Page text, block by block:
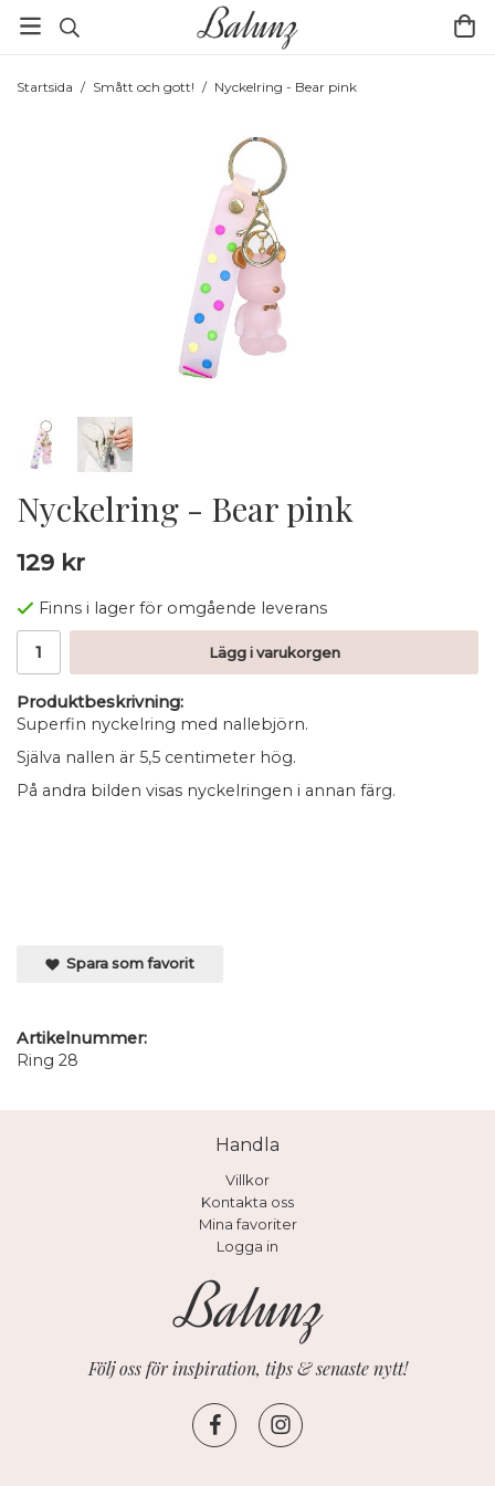
Startsida / Smått och gott! / Nyckelring - Bear pink
Nyckelring - Bear pink
129 kr
Finns i lager för omgående leverans
Lägg i varukorgen
Produktbeskrivning:
Superfin nyckelring med nallebjörn.
Själva nallen är 5,5 centimeter hög.
På andra bilden visas nyckelringen i annan färg.
Spara som favorit
Artikelnummer:
Ring 28
Handla
Villkor
Kontakta oss
Mina favoriter
Logga in
Följ oss för inspiration, tips & senaste nytt!